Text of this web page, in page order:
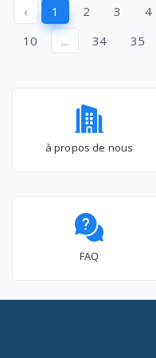
‹ 1 2 3 4
10
... 34 35
à propos de nous
FAQ